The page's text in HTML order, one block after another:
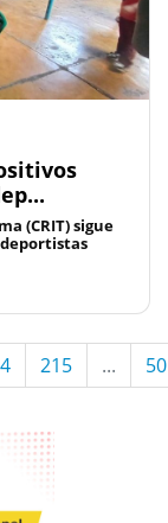
(CRIT) sigue
215 ...